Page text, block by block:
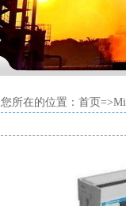
您所在的位置：首页